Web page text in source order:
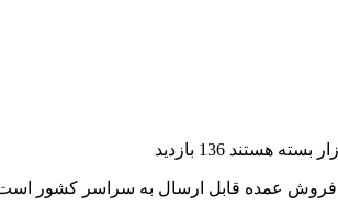
بسته هستند 136 بازدید